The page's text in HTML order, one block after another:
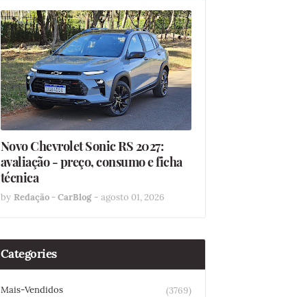
Novo Chevrolet Sonic RS 2027:
avaliação - preço, consumo e ficha
técnica
by Redação - CarBlog - agosto 01, 2026
Categories
Mais-Vendidos
(3769)